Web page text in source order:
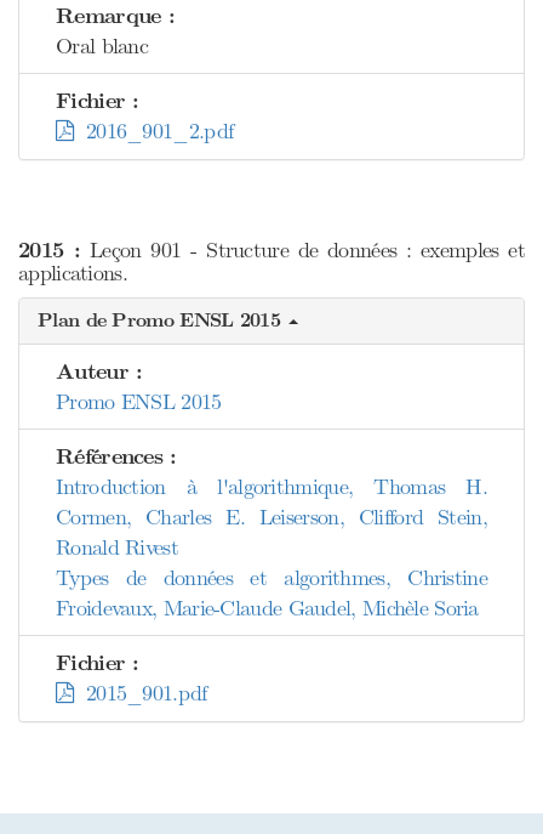
Remarque :
Oral blanc
Fichier :
2016_901_2.pdf
2015 : Leçon 901 - Structure de données : exemples et
applications.
Plan de Promo ENSL 2015
Auteur :
Promo ENSL 2015
Références :
Introduction à l'algorithmique, Thomas H.
Cormen, Charles E. Leiserson, Clifford Stein,
Ronald Rivest
Types de données et algorithmes, Christine
Froidevaux, Marie-Claude Gaudel, Michèle Soria
Fichier :
2015_901.pdf